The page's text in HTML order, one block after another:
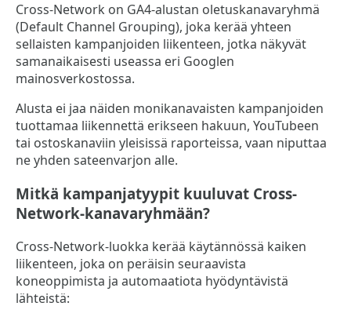
Cross-Network on GA4-alustan oletuskanavaryhmä
(Default Channel Grouping), joka kerää yhteen
sellaisten kampanjoiden liikenteen, jotka näkyvät
samanaikaisesti useassa eri Googlen
mainosverkostossa.
Alusta ei jaa näiden monikanavaisten kampanjoiden
tuottamaa liikennettä erikseen hakuun, YouTubeen
tai ostoskanaviin yleisissä raporteissa, vaan niputtaa
ne yhden sateenvarjon alle.
Mitkä kampanjatyypit kuuluvat Cross-
Network-kanavaryhmään?
Cross-Network-luokka kerää käytännössä kaiken
liikenteen, joka on peräisin seuraavista
koneoppimista ja automaatiota hyödyntävistä
lähteistä: